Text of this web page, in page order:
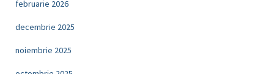
februarie 2026
decembrie 2025
noiembrie 2025